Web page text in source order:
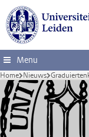
Ga direct naar de
Menu
Home Nieuws